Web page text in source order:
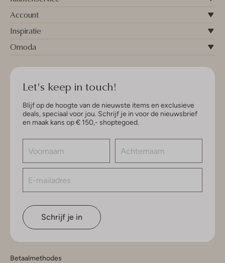
Account
Inspiratie
Omoda
Let's keep in touch!
Blijf op de hoogte van de nieuwste items en exclusieve
deals, speciaal voor jou. Schrijf je in voor de nieuwsbrief
en maak kans op € 150,- shoptegoed.
Schrijf je in
Betaalmethodes